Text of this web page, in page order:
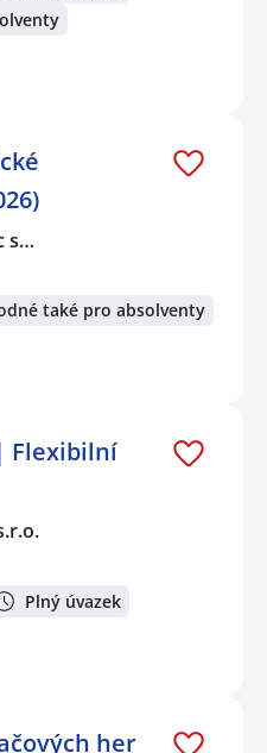
s…
také pro absolventy
Flexibilní
Plný úvazek
her